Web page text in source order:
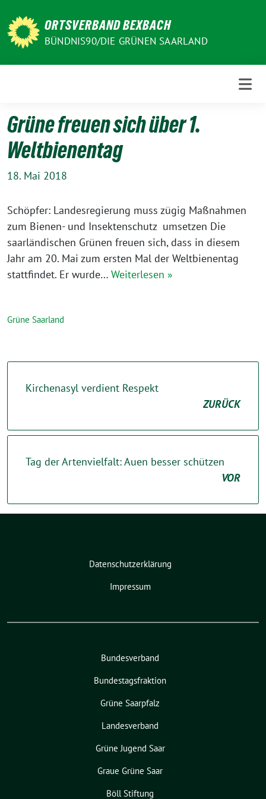
zum
Inhalt
ORTSVERBAND BEXBACH
BÜNDNIS90/DIE GRÜNEN SAARLAND
Grüne freuen sich über 1.
Weltbienentag
18. Mai 2018
Schöpfer: Landesregierung muss zügig Maßnahmen
zum Bienen- und Insektenschutz umsetzen Die
saarländischen Grünen freuen sich, dass in diesem
Jahr am 20. Mai zum ersten Mal der Weltbienentag
stattfindet. Er wurde… Weiterlesen »
Grüne Saarland
Kirchenasyl verdient Respekt
ZURÜCK
Tag der Artenvielfalt: Auen besser schützen
VOR
Datenschutzerklärung
Impressum
Bundesverband
Bundestagsfraktion
Grüne Saarpfalz
Landesverband
Grüne Jugend Saar
Graue Grüne Saar
Böll Stiftung